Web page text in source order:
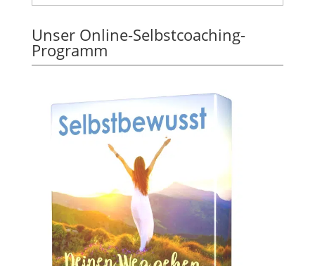
Unser Online-Selbstcoaching-
Programm